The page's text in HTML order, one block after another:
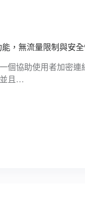
，無流量限制與安全
個協助使用者加密連
並且…